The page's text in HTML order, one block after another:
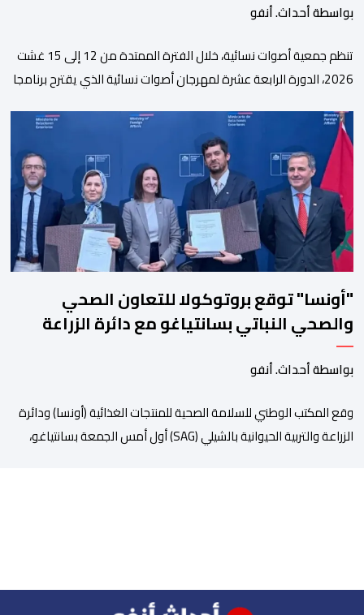
بواسطة أحداث. أنفو
تنظم جمعية أصوات نسائية، خلال الفترة الممتدة من 12 إلى 15 غشت
2026، الدورة الرابعة عشرة لمهرجان أصوات نسائية الذي يقترح برنامجا
الاجتماعية والتضامنية والإنسانية. ووفق بلاغ للمنظمين، تقترح هذه
الدورة، التي تنظم تحت الرعاية السامية لصاحب الجلالة الملك محمد
السادس، تحت شعار “سيدات البحر الأبيض المتوسط، […]
"أونسا" توقع بروتوكولا للتعاون الصحي
والصحي النباتي بسانتياغو مع دائرة الزراعة
وتربية المواشي
بواسطة أحداث. أنفو
وقع المكتب الوطني للسلامة الصحية للمنتجات الغذائية (أونسا) ودائرة
الزراعة والتربية الحيوانية بالشيلي (SAG) أول أمس الجمعة بسانتياغو،